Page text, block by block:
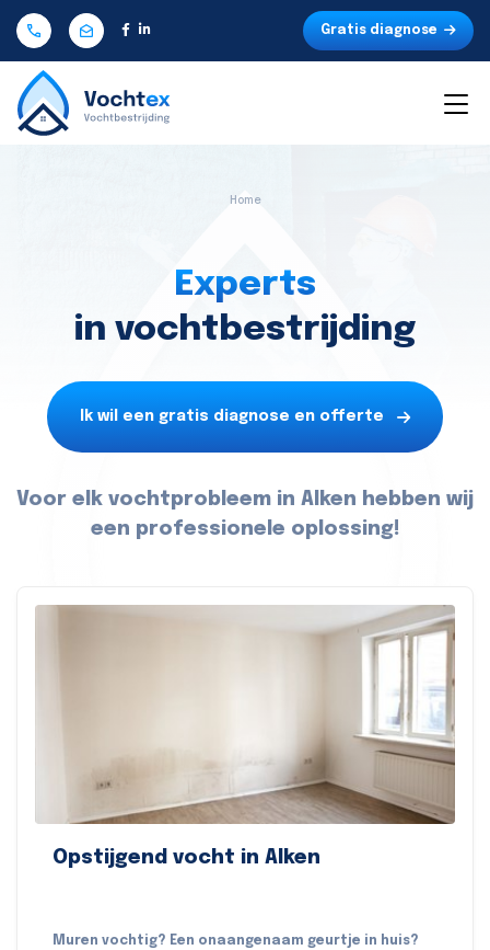
Gratis diagnose
Home
Experts
in vochtbestrijding
Ik wil een gratis diagnose en offerte
Voor elk vochtprobleem in Alken hebben wij
een professionele oplossing!
Opstijgend vocht in Alken
Muren vochtig? Een onaangenaam geurtje in huis?